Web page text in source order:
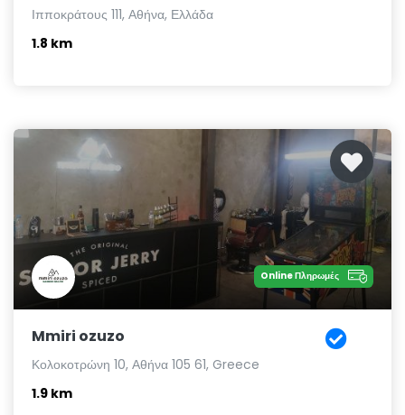
Ιπποκράτους 111, Αθήνα, Ελλάδα
1.8 km
Online Πληρωμές
Mmiri ozuzo
Κολοκοτρώνη 10, Αθήνα 105 61, Greece
1.9 km